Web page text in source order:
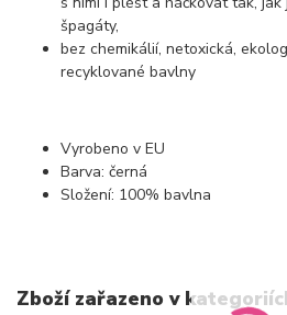
špagáty,
bez chemikálií, netoxická,
recyklované bavlny
Vyrobeno v EU
Barva: černá
Složení: 100% bavlna
Zboží zařazeno v